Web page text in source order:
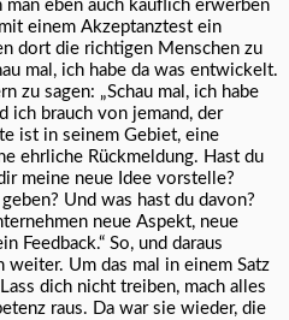
eben auch käuflich erwerben
einem Akzeptanztest ein
dort die richtigen Menschen zu
mal, ich habe da was entwickelt.
zu sagen: „Schau mal, ich habe
ich brauch von jemand, der
ist in seinem Gebiet, eine
ehrliche Rückmeldung. Hast du
meine neue Idee vorstelle?
Und was hast du davon?
neue Aspekt, neue
Feedback.“ So, und daraus
Um das mal in einem Satz
dich nicht treiben, mach alles
raus. Da war sie wieder, die